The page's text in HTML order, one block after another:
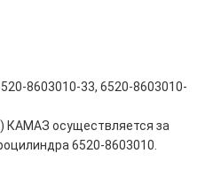
8603010-33, 6520-8603010-
КАМАЗ осуществляется за
6520-8603010.